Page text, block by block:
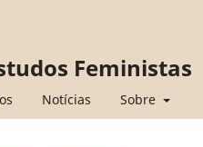
Feministas
Notícias Sobre